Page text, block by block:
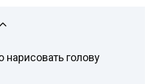
нарисовать голову